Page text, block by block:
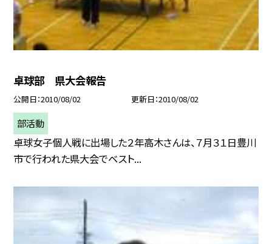
卓球部 県大会報告
公開日 2010/08/02 更新日 2010/08/02
部活動
卓球女子個人戦に出場した２年高木さんは、７月３１日豊川
市で行われた県大会でベスト...